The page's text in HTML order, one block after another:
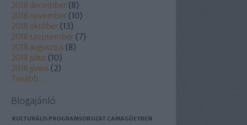
2018 december (8)
2018 november (10)
2018 október (13)
2018 szeptember (7)
2018 augusztus (8)
2018 július (10)
2018 június (2)
Tovább...
Blogajánló
KULTURÁLIS PROGRAMSOROZAT CAMAGÜEYBEN